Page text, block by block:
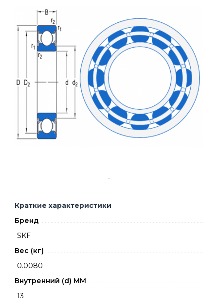
Краткие характеристики
Бренд
SKF
Вес (кг)
0.0080
Внутренний (d) ММ
13